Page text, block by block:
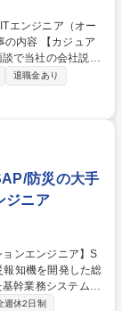
で当社の会社説明
解を深めていただ
モーティブ」「Io
客様へ感動を与え
人の携わりたい事
でのご経験・適性
いことをお聞かせ
退職金あり
防災の大手
ジニア
幹業務システムの
ジニアを担当。 ○
週休2日制